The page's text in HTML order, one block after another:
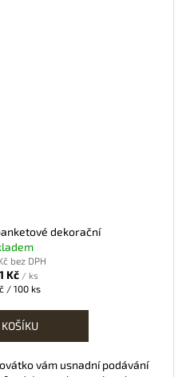
dekorační
bez DPH
Kč / ks
/ 100 ks
KOŠÍKU
vám usnadní podávání